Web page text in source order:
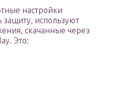
настройки
используют
скачанные через
Это: